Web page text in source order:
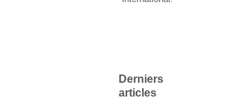
Derniers
articles